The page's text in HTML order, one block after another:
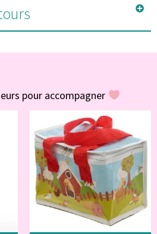
pour accompagner